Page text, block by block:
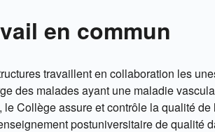
en commun
travaillent en collaboration les
des malades ayant une maladie
Collège assure et contrôle la qualité
postuniversitaire de qualité